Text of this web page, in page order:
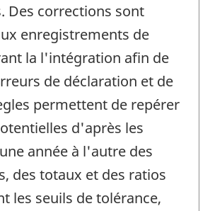
Des corrections sont
enregistrements de
la l'intégration afin de
de déclaration et de
permettent de repérer
d'après les
année à l'autre des
des totaux et des ratios
les seuils de tolérance,